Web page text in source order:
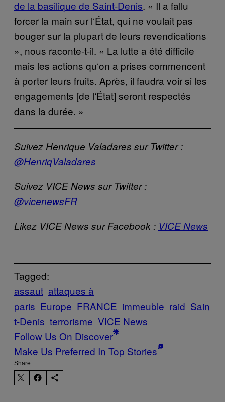
de la basilique de Saint-Denis. « Il a fallu
forcer la main sur l‘État, qui ne voulait pas
bouger sur la plupart de leurs revendications
», nous raconte-t-il. « La lutte a été difficile
mais les actions qu‘on a prises commencent
à porter leurs fruits. Après, il faudra voir si les
engagements [de l‘État] seront respectés
dans la durée. »
Suivez Henrique Valadares sur Twitter :
@HenriqValadares
Suivez VICE News sur Twitter :
@vicenewsFR
Likez VICE News sur Facebook : VICE News
Tagged:
assaut attaques à
paris Europe FRANCE immeuble raid Sain
t-Denis terrorisme VICE News
Follow Us On Discover
Make Us Preferred In Top Stories
Share: